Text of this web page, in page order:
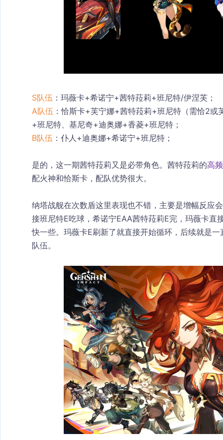
S队伍 ：玛薇卡+希诺宁+茜特菈莉+班尼特/伊涅芙；
A队伍 ：恰斯卡+芙宁娜+茜特菈莉+班尼特（需恰2
+班尼特、基尼奇+迪奥娜+香菱+班尼特；
B队伍 ：仆人+迪奥娜+希诺宁+班尼特；
是的，这一期茜特菈莉又是必带角色。茜特菈莉的高
配火神和恰斯卡，配队优势很大。
纳塔战舰在次数盾这里表现也不错，主要是增幅反应
接班尼特E吃球，希诺宁EAA茜特菈莉E完，玛薇卡直
快一些。玛薇卡E刷新了就直接开始循环，后续就是
队伍。